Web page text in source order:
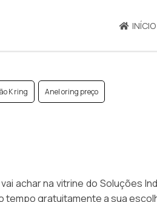
INÍCIO
K ring Anel oring preço
achar na vitrine do Soluções
tempo gratuitamente a sua